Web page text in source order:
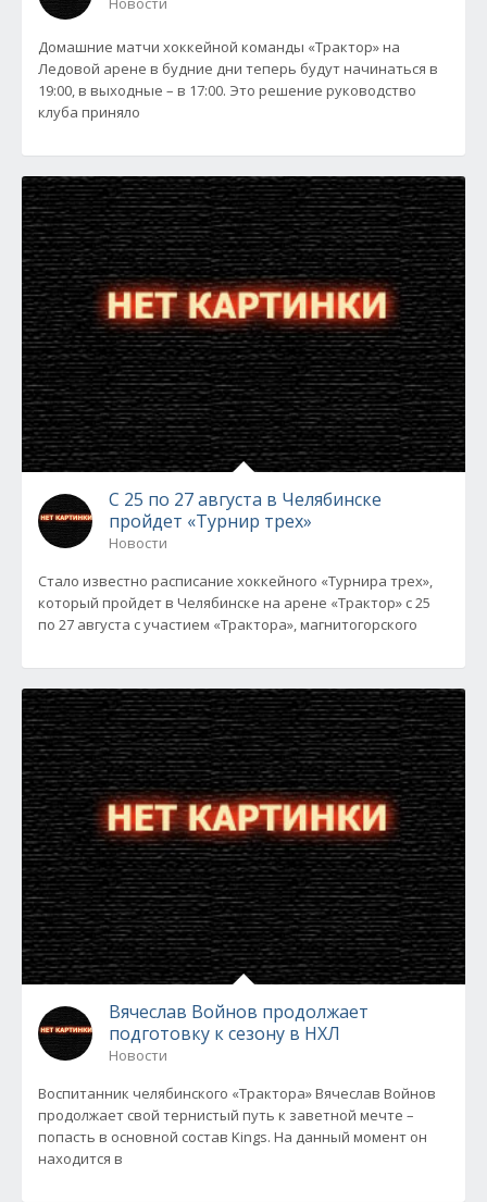
Домашние матчи хоккейной команды «Трактор» на
Ледовой арене в будние дни теперь будут начинаться в
19:00, в выходные – в 17:00. Это решение руководство
клуба приняло
С 25 по 27 августа в Челябинске
пройдет «Турнир трех»
Новости
Стало известно расписание хоккейного «Турнира трех»,
который пройдет в Челябинске на арене «Трактор» с 25
по 27 августа с участием «Трактора», магнитогорского
Вячеслав Войнов продолжает
подготовку к сезону в НХЛ
Новости
Воспитанник челябинского «Трактора» Вячеслав Войнов
продолжает свой тернистый путь к заветной мечте –
попасть в основной состав Kings. На данный момент он
находится в